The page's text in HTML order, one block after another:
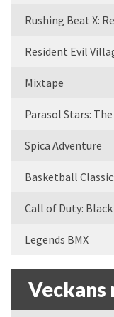
Rushing Beat X:
Resident Evil
Mixtape
Parasol Stars:
Spica Adventure
Basketball
Call of Duty: Black
Legends BMX
Veckans